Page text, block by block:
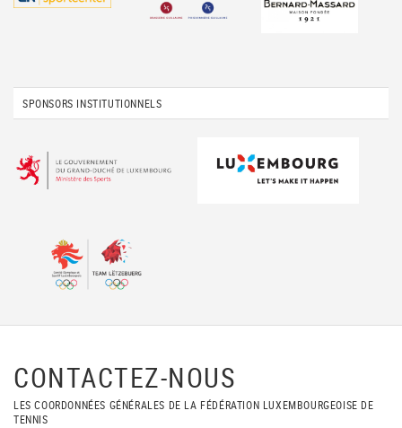
SPONSORS INSTITUTIONNELS
CONTACTEZ-NOUS
LES COORDONNÉES GÉNÉRALES DE LA FÉDÉRATION LUXEMBOURGEOISE DE
TENNIS